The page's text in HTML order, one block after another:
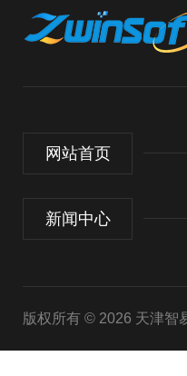
网站首页
新闻中心
版权所有 © 2026 天津智